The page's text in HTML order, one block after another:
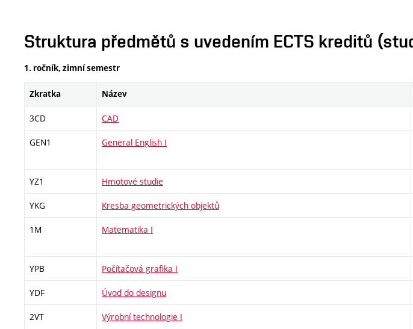
Struktura předmětů s uvedením ECTS kreditů
1. ročník, zimní semestr
Zkratka Název
3CD CAD
GEN1 General English I
YZ1 Hmotové studie
YKG Kresba geometrických objektů
1M Matematika I
YPB Počítačová grafika I
YDF Úvod do designu
2VT Výrobní technologie I